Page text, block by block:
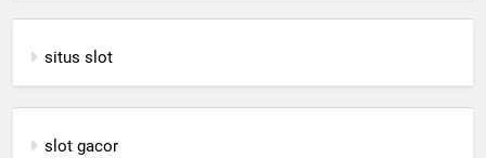
situs slot
slot gacor